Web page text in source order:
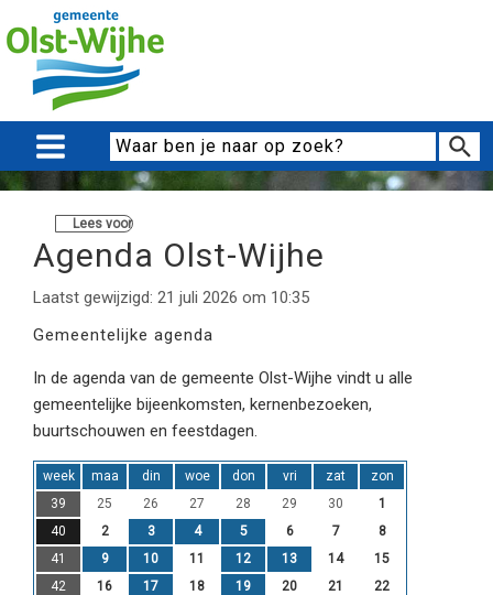
Lees voor
Agenda Olst-Wijhe
Laatst gewijzigd: 21 juli 2026 om 10:35
Gemeentelijke agenda
In de agenda van de gemeente Olst-Wijhe vindt u alle
gemeentelijke bijeenkomsten, kernenbezoeken,
buurtschouwen en feestdagen.
week maa din woe don vri zat
zon
39
25 26 27 28 29 30
1
40
2 3 4 5 6 7
8
41
9 10 11 12 13 14
15
42
16 17 18 19 20 21
22